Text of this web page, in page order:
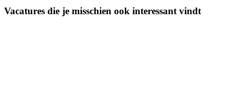
Vacatures die je misschien ook interessant vindt